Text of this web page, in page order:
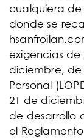
cualquiera de
donde se
exigencias de
diciembre,
Personal
21 de
de desarrollo
el